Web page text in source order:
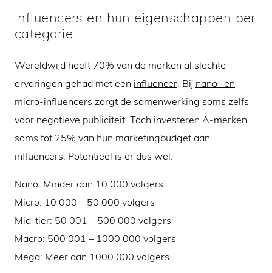
Influencers en hun eigenschappen per
categorie
Wereldwijd heeft 70% van de merken al slechte
ervaringen gehad met een influencer. Bij nano- en
micro-influencers zorgt de samenwerking soms zelfs
voor negatieve publiciteit. Toch investeren A-merken
soms tot 25% van hun marketingbudget aan
influencers. Potentieel is er dus wel.
Nano: Minder dan 10 000 volgers
Micro: 10 000 – 50 000 volgers
Mid-tier: 50 001 – 500 000 volgers
Macro: 500 001 – 1000 000 volgers
Mega: Meer dan 1000 000 volgers